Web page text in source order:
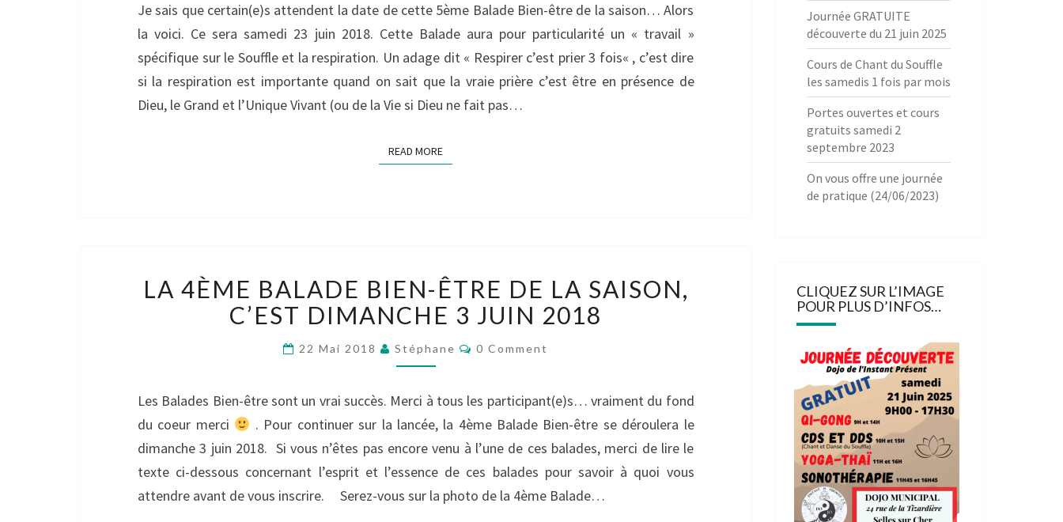
BALADE
BIEN-
ÊTRE
Je sais que certain(e)s attendent la date de cette 5ème Balade Bien-être de la saison… Alors
la voici. Ce sera samedi 23 juin 2018. Cette Balade aura pour particularité un « travail »
spécifique sur le Souffle et la respiration. Un adage dit « Respirer c’est prier 3 fois« , c’est dire
si la respiration est importante quand on sait que la vraie prière c’est être en présence de
Dieu, le Grand et l’Unique Vivant (ou de la Vie si Dieu ne fait pas…
READ MOREREAD MORE
4ÈME
BALADE
BIEN-
ÊTRE
DE
SAISON,
C’EST
DIMANCHE
3
JUIN
2018
LA 4ÈME BALADE BIEN-ÊTRE DE LA SAISON,
C’EST DIMANCHE 3 JUIN 2018
22 Mai 2018 Stéphane Comments
0 Comment
Les Balades Bien-être sont un vrai succès. Merci à tous les participant(e)s… vraiment du fond
du coeur merci
. Pour continuer sur la lancée, la 4ème Balade Bien-être se déroulera le
dimanche 3 juin 2018. Si vous n’êtes pas encore venu à l’une de ces balades, merci de lire le
texte ci-dessous concernant l’esprit et l’essence de ces balades pour savoir à quoi vous
attendre avant de vous inscrire. Serez-vous sur la photo de la 4ème Balade…
Journée GRATUITE
découverte du 21 juin 2025
Cours de Chant du Souffle
les samedis 1 fois par mois
Portes ouvertes et cours
gratuits samedi 2
septembre 2023
On vous offre une journée
de pratique (24/06/2023)
CLIQUEZ SUR L’IMAGE
POUR PLUS D’INFOS…